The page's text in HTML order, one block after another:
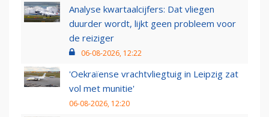
Analyse kwartaalcijfers: Dat vliegen
duurder wordt, lijkt geen probleem voor
de reiziger
06-08-2026, 12:22
'Oekraïense vrachtvliegtuig in Leipzig zat
vol met munitie'
06-08-2026, 12:20